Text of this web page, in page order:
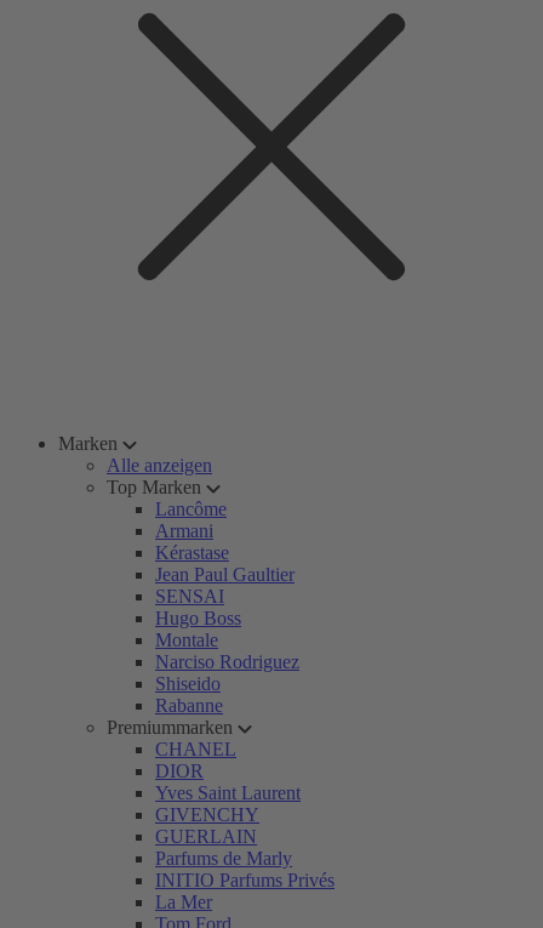
Marken
Alle anzeigen
Top Marken
Lancôme
Armani
Kérastase
Jean Paul Gaultier
SENSAI
Hugo Boss
Montale
Narciso Rodriguez
Shiseido
Rabanne
Premiummarken
CHANEL
DIOR
Yves Saint Laurent
GIVENCHY
GUERLAIN
Parfums de Marly
INITIO Parfums Privés
La Mer
Tom Ford